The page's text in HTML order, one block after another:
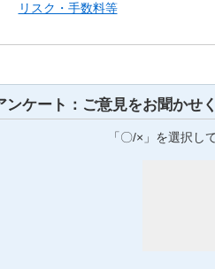
リスク・手数料等
ンケート：ご意見をお聞かせ
「〇/×」を選択し